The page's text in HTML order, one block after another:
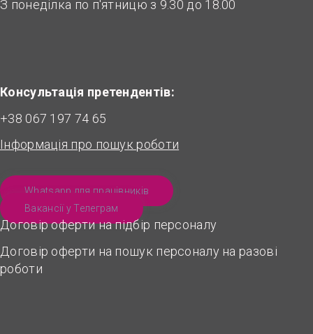
З понеділка по п'ятницю з 9.30 до 18.00
Консультація претендентів:
+38 067 197 74 65
Інформація про пошук роботи
Whatsapp для працівників
Вакансії у Телеграм
Договір оферти на підбір персоналу
Договір оферти на пошук персоналу на разові
роботи